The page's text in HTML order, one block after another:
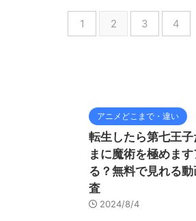
1 2 3 4
アニメどこまで・違い
転生したら第七王
まに魔術を極めま
る？無料で見れる
査
2024/8/4